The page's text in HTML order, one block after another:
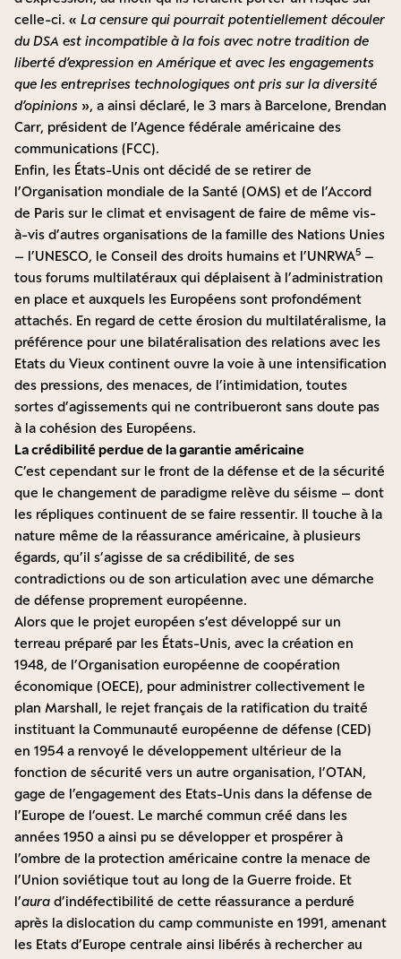
celle-ci. « La censure qui pourrait potentiellement découler
du DSA est incompatible à la fois avec notre tradition de
liberté d’expression en Amérique et avec les engagements
que les entreprises technologiques ont pris sur la diversité
d’opinions », a ainsi déclaré, le 3 mars à Barcelone, Brendan
Carr, président de l’Agence fédérale américaine des
communications (FCC).
Enfin, les États-Unis ont décidé de se retirer de
l’Organisation mondiale de la Santé (OMS) et de l’Accord
de Paris sur le climat et envisagent de faire de même vis-
à-vis d’autres organisations de la famille des Nations Unies
– l’UNESCO, le Conseil des droits humains et l’UNRWA5 –
tous forums multilatéraux qui déplaisent à l’administration
en place et auxquels les Européens sont profondément
attachés. En regard de cette érosion du multilatéralisme, la
préférence pour une bilatéralisation des relations avec les
Etats du Vieux continent ouvre la voie à une intensification
des pressions, des menaces, de l’intimidation, toutes
sortes d’agissements qui ne contribueront sans doute pas
à la cohésion des Européens.
La crédibilité perdue de la garantie américaine
C’est cependant sur le front de la défense et de la sécurité
que le changement de paradigme relève du séisme – dont
les répliques continuent de se faire ressentir. Il touche à la
nature même de la réassurance américaine, à plusieurs
égards, qu’il s’agisse de sa crédibilité, de ses
contradictions ou de son articulation avec une démarche
de défense proprement européenne.
Alors que le projet européen s’est développé sur un
terreau préparé par les États-Unis, avec la création en
1948, de l’Organisation européenne de coopération
économique (OECE), pour administrer collectivement le
plan Marshall, le rejet français de la ratification du traité
instituant la Communauté européenne de défense (CED)
en 1954 a renvoyé le développement ultérieur de la
fonction de sécurité vers un autre organisation, l’OTAN,
gage de l’engagement des Etats-Unis dans la défense de
l’Europe de l’ouest. Le marché commun créé dans les
années 1950 a ainsi pu se développer et prospérer à
l’ombre de la protection américaine contre la menace de
l’Union soviétique tout au long de la Guerre froide. Et
l’aura d’indéfectibilité de cette réassurance a perduré
après la dislocation du camp communiste en 1991, amenant
les Etats d’Europe centrale ainsi libérés à rechercher au